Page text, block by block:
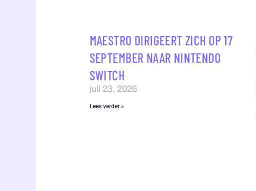
MAESTRO DIRIGEERT ZICH OP 17
SEPTEMBER NAAR NINTENDO
SWITCH
juli 23, 2026
Lees verder »